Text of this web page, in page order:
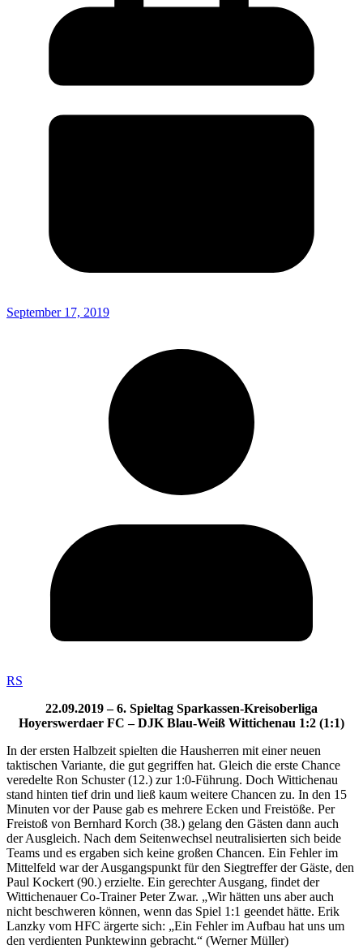
September 17, 2019
RS
22.09.2019 – 6. Spieltag Sparkassen-Kreisoberliga
Hoyerswerdaer FC – DJK Blau-Weiß Wittichenau 1:2 (1:1)
In der ersten Halbzeit spielten die Hausherren mit einer neuen
taktischen Variante, die gut gegriffen hat. Gleich die erste Chance
veredelte Ron Schuster (12.) zur 1:0-Führung. Doch Wittichenau
stand hinten tief drin und ließ kaum weitere Chancen zu. In den 15
Minuten vor der Pause gab es mehrere Ecken und Freistöße. Per
Freistoß von Bernhard Korch (38.) gelang den Gästen dann auch
der Ausgleich. Nach dem Seitenwechsel neutralisierten sich beide
Teams und es ergaben sich keine großen Chancen. Ein Fehler im
Mittelfeld war der Ausgangspunkt für den Siegtreffer der Gäste, den
Paul Kockert (90.) erzielte. Ein gerechter Ausgang, findet der
Wittichenauer Co-Trainer Peter Zwar. „Wir hätten uns aber auch
nicht beschweren können, wenn das Spiel 1:1 geendet hätte. Erik
Lanzky vom HFC ärgerte sich: „Ein Fehler im Aufbau hat uns um
den verdienten Punktewinn gebracht.“ (Werner Müller)